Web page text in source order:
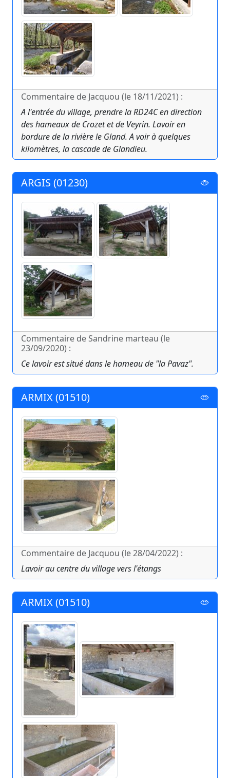
Commentaire de Jacquou (le 18/11/2021) :
A l'entrée du village, prendre la RD24C en direction
des hameaux de Crozet et de Veyrin. Lavoir en
bordure de la rivière le Gland. A voir à quelques
kilomètres, la cascade de Glandieu.
ARGIS (01230)
Commentaire de Sandrine marteau (le
23/09/2020) :
Ce lavoir est situé dans le hameau de "la Pavaz".
ARMIX (01510)
Commentaire de Jacquou (le 28/04/2022) :
Lavoir au centre du village vers l'étangs
ARMIX (01510)